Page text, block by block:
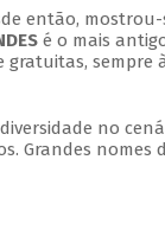
então, mostrou-
é o mais
sempre
no
Grandes nomes